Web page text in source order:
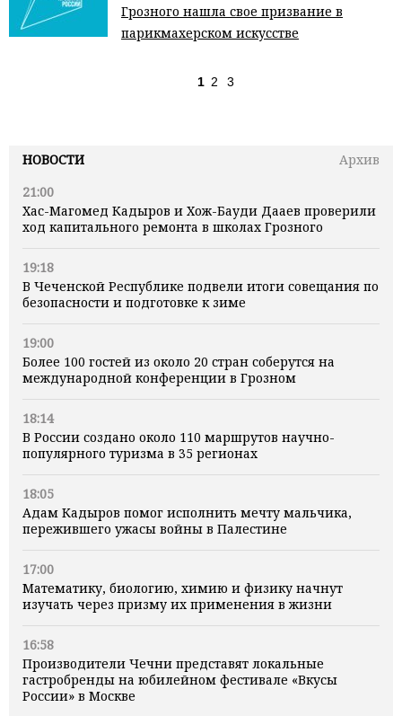
НОВОСТИ
Архив
21:00
Хас-Магомед Кадыров и Хож-Бауди Дааев проверили
ход капитального ремонта в школах Грозного
19:18
В Чеченской Республике подвели итоги совещания по
безопасности и подготовке к зиме
19:00
Более 100 гостей из около 20 стран соберутся на
международной конференции в Грозном
18:14
В России создано около 110 маршрутов научно-
популярного туризма в 35 регионах
18:05
Адам Кадыров помог исполнить мечту мальчика,
пережившего ужасы войны в Палестине
17:00
Математику, биологию, химию и физику начнут
изучать через призму их применения в жизни
16:58
Производители Чечни представят локальные
гастробренды на юбилейном фестивале «Вкусы
России» в Москве
Грозного нашла свое призвание в
парикмахерском искусстве
1 2 3